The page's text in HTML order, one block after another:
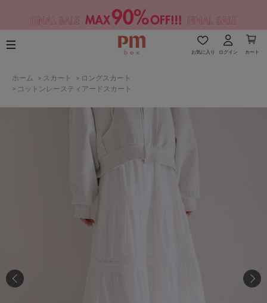
お気に入り ログイン カート
ホーム > スカート > ロングスカート
> コットンレースティアードスカート